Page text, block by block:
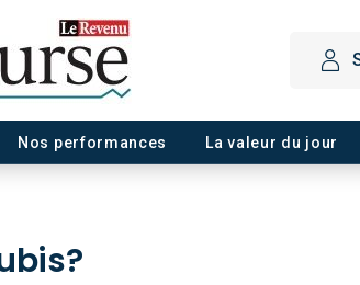
Nos performances La valeur du jour